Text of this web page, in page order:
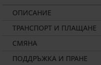
ОПИСАНИЕ
ТРАНСПОРТ И ПЛАЩАНЕ
СМЯНА
ПОДДРЪЖКА И ПРАНЕ